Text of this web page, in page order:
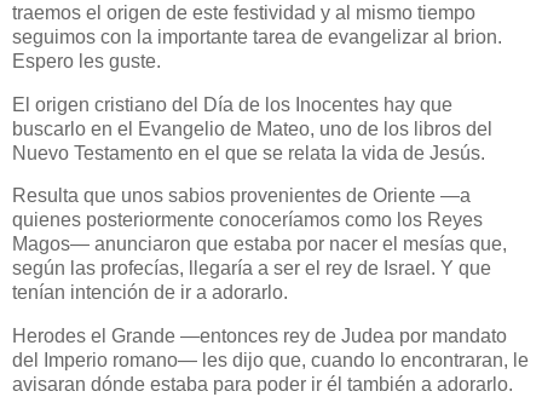
traemos el origen de este festividad y al mismo tiempo
seguimos con la importante tarea de evangelizar al brion.
Espero les guste.
El origen cristiano del Día de los Inocentes hay que
buscarlo en el Evangelio de Mateo, uno de los libros del
Nuevo Testamento en el que se relata la vida de Jesús.
Resulta que unos sabios provenientes de Oriente —a
quienes posteriormente conoceríamos como los Reyes
Magos— anunciaron que estaba por nacer el mesías que,
según las profecías, llegaría a ser el rey de Israel. Y que
tenían intención de ir a adorarlo.
Herodes el Grande —entonces rey de Judea por mandato
del Imperio romano— les dijo que, cuando lo encontraran, le
avisaran dónde estaba para poder ir él también a adorarlo.